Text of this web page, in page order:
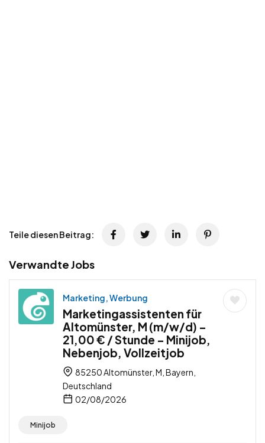
Teile diesen Beitrag:
Verwandte Jobs
Marketing, Werbung
Marketingassistenten für
Altomünster, M (m/w/d) –
21,00 € / Stunde – Minijob,
Nebenjob, Vollzeitjob
85250 Altomünster, M, Bayern,
Deutschland
02/08/2026
Minijob